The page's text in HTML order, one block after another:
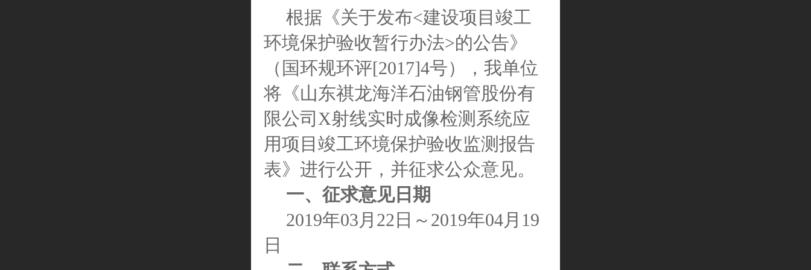
根据《关于发布<建设项目竣工
环境保护验收暂行办法>的公告》
（国环规环评[2017]4号），我单位
将《山东祺龙海洋石油钢管股份有
限公司X射线实时成像检测系统应
用项目竣工环境保护验收监测报告
表》进行公开，并征求公众意见。
一、征求意见日期
2019年03月22日～2019年04月19
日